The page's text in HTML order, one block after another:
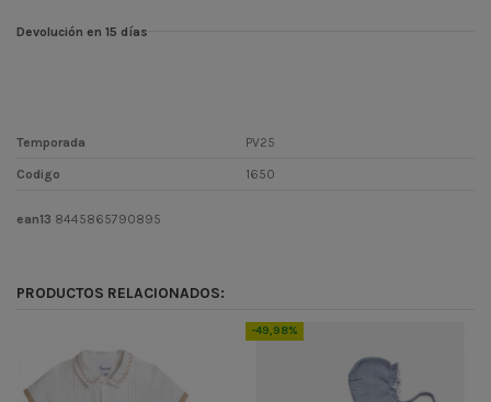
Devolución en 15 días
Temporada PV25
Codigo 1650
ean13 8445865790895
PRODUCTOS RELACIONADOS:
-49,98%